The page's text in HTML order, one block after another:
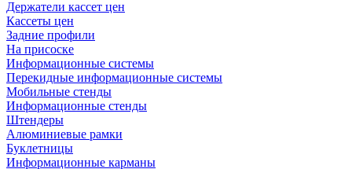
Держатели кассет цен
Кассеты цен
Задние профили
На присоске
Информационные системы
Перекидные информационные системы
Мобильные стенды
Информационные стенды
Штендеры
Алюминиевые рамки
Буклетницы
Информационные карманы